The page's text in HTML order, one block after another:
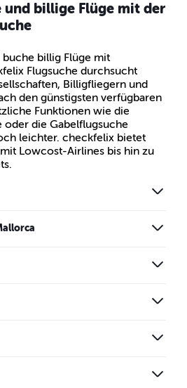
und billige Flüge mit der
billig Flüge mit
Flugsuche durchsucht
Billigfliegern und
den günstigsten verfügbaren
Funktionen wie die
oder die Gabelflugsuche
leichter. checkfelix bietet
Lowcost-Airlines bis hin zu